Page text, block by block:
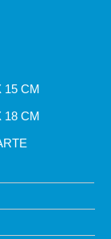
15 CM
18 CM